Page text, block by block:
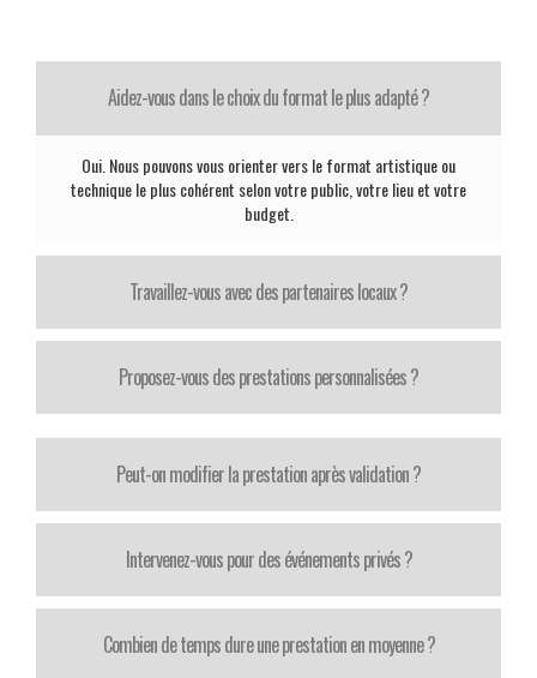
Aidez-vous dans le choix du format le plus adapté ?
Oui. Nous pouvons vous orienter vers le format artistique ou
technique le plus cohérent selon votre public, votre lieu et votre
budget.
Travaillez-vous avec des partenaires locaux ?
Proposez-vous des prestations personnalisées ?
Peut-on modifier la prestation après validation ?
Intervenez-vous pour des événements privés ?
Combien de temps dure une prestation en moyenne ?